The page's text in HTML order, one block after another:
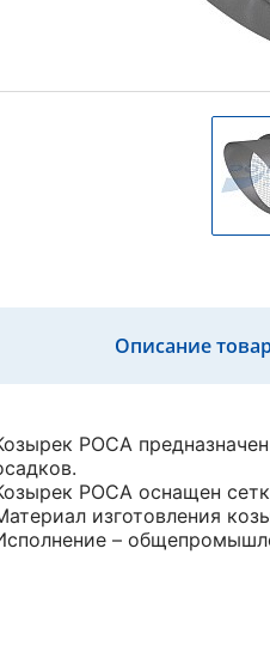
Описание
РОСА
РОСА оснащен
изготовления
–